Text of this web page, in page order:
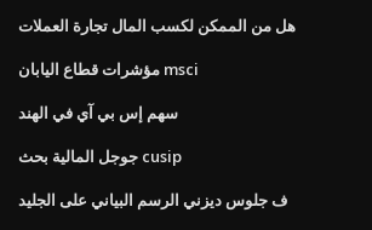
هل من الممكن لكسب المال تجارة العملات
مؤشرات قطاع اليابان msci
سهم إس بي آي في الهند
جوجل المالية بحث cusip
ف جلوس ديزني الرسم البياني على الجليد